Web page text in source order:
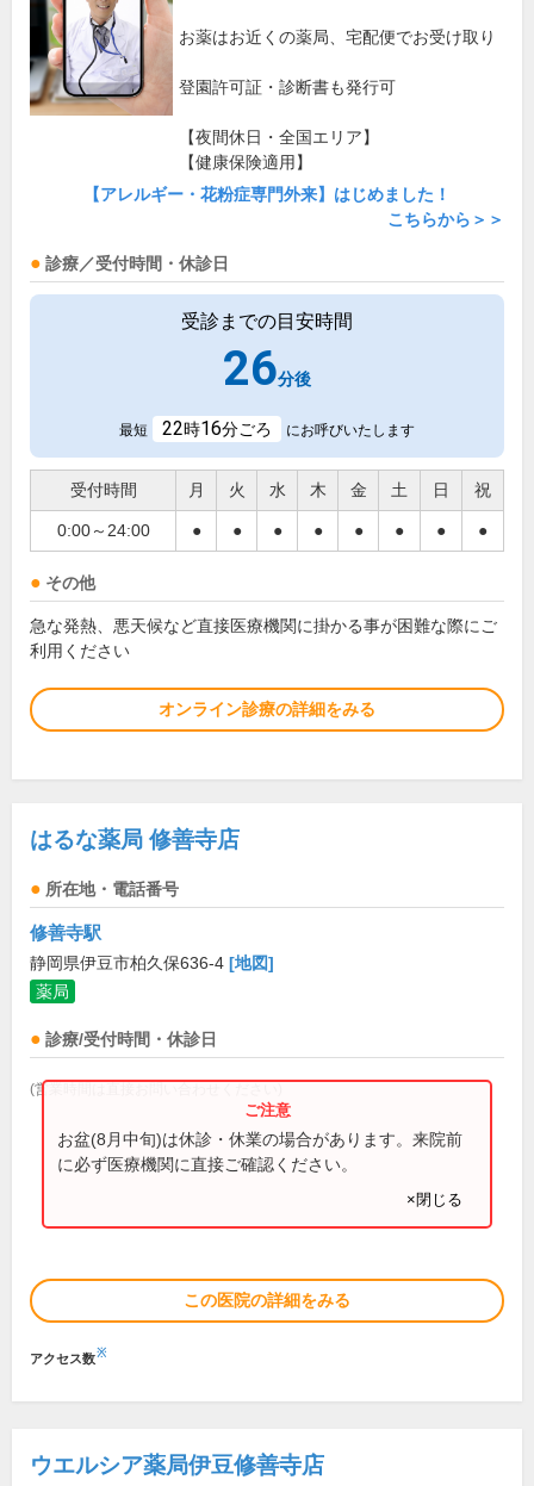
お薬はお近くの薬局、宅配便でお受け取り
登園許可証・診断書も発行可
【夜間休日・全国エリア】
【健康保険適用】
【アレルギー・花粉症専門外来】はじめました！
こちらから＞＞
診療／受付時間・休診日
受診までの目安時間
26分後
最短 22時16分ごろ にお呼びいたします
受付時間 月 火 水 木 金 土 日 祝
0:00～24:00 ● ● ● ● ● ● ● ●
その他
急な発熱、悪天候など直接医療機関に掛かる事が困難な際にご
利用ください
オンライン診療の詳細をみる
はるな薬局 修善寺店
所在地・電話番号
修善寺駅
静岡県伊豆市柏久保636-4 [地図]
薬局
診療/受付時間・休診日
(営業時間は直接お問い合わせください)
お盆(8月中旬)は休診・休業の場合があります。来院前
に必ず医療機関に直接ご確認ください。
×閉じる
この医院の詳細をみる
アクセス数※
ウエルシア薬局伊豆修善寺店